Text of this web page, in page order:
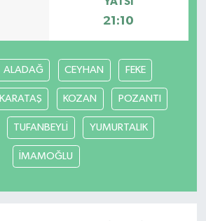
21:10
ALADAĞ CEYHAN FEKE
KARATAŞ KOZAN POZANTI
TUFANBEYLİ YUMURTALIK
İMAMOĞLU